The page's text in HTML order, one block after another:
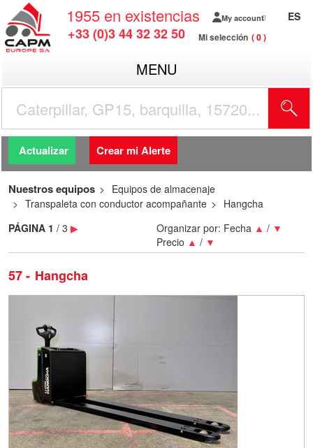
1955 en existencias
+33 (0)3 44 32 32 50
My account
Mi selección 0
ES
MENU
Actualizar Crear mi Alerte
Nuestros equipos
Equipos de almacenaje
Transpaleta con conductor acompañante
Hangcha
57 Hangcha
Organizar por: Fecha ▲ / ▼
Precio ▲ / ▼
PÁGINA 1 / 3 ▶